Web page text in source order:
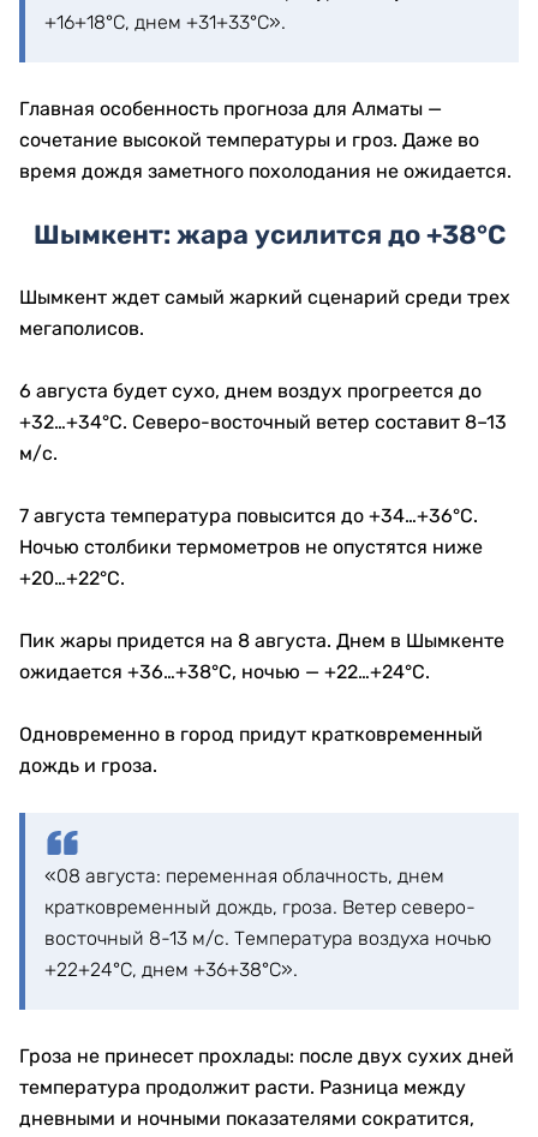
+16+18°С, днем +31+33°С».
Главная особенность прогноза для Алматы —
сочетание высокой температуры и гроз. Даже во
время дождя заметного похолодания не ожидается.
Шымкент: жара усилится до +38°C
Шымкент ждет самый жаркий сценарий среди трех
мегаполисов.
6 августа будет сухо, днем воздух прогреется до
+32…+34°C. Северо-восточный ветер составит 8–13
м/с.
7 августа температура повысится до +34…+36°C.
Ночью столбики термометров не опустятся ниже
+20…+22°C.
Пик жары придется на 8 августа. Днем в Шымкенте
ожидается +36…+38°C, ночью — +22…+24°C.
Одновременно в город придут кратковременный
дождь и гроза.
«08 августа: переменная облачность, днем
кратковременный дождь, гроза. Ветер северо-
восточный 8-13 м/с. Температура воздуха ночью
+22+24°С, днем +36+38°С».
Гроза не принесет прохлады: после двух сухих дней
температура продолжит расти. Разница между
дневными и ночными показателями сократится,